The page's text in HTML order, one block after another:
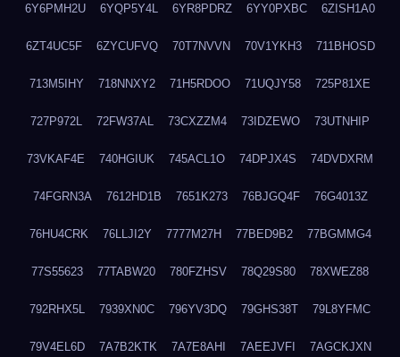
6Y6PMH2U 6YQP5Y4L 6YR8PDRZ 6YY0PXBC 6ZISH1A0
6ZT4UC5F 6ZYCUFVQ 70T7NVVN 70V1YKH3 711BHOSD
713M5IHY 718NNXY2 71H5RDOO 71UQJY58 725P81XE
727P972L 72FW37AL 73CXZZM4 73IDZEWO 73UTNHIP
73VKAF4E 740HGIUK 745ACL1O 74DPJX4S 74DVDXRM
74FGRN3A 7612HD1B 7651K273 76BJGQ4F 76G4013Z
76HU4CRK 76LLJI2Y 7777M27H 77BED9B2 77BGMMG4
77S55623 77TABW20 780FZHSV 78Q29S80 78XWEZ88
792RHX5L 7939XN0C 796YV3DQ 79GHS38T 79L8YFMC
79V4EL6D 7A7B2KTK 7A7E8AHI 7AEEJVFI 7AGCKJXN